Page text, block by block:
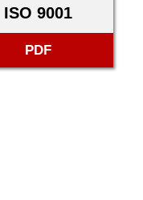
ISO 9001
PDF